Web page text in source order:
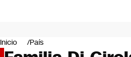
Negocios
Deportes
Inicio País